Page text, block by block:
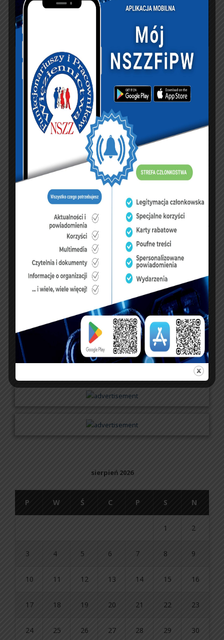
PREVIOUS ARTICLE
List Gratulacyjny
skierowany do
Nowego
Przewodniczącego
NEXT ARTICLE
Wojennego Grodków
KSIĘGA GOŚCI:
Zobacz księgę
dopisz do księgi
UBEZPIECZENIA
sierpień 2026
P W Ś C P S N
1 2
3 4 5 6 7 8 9
10 11 12 13 14 15 16
17 18 19 20 21 22 23
24 25 26 27 28 29 30